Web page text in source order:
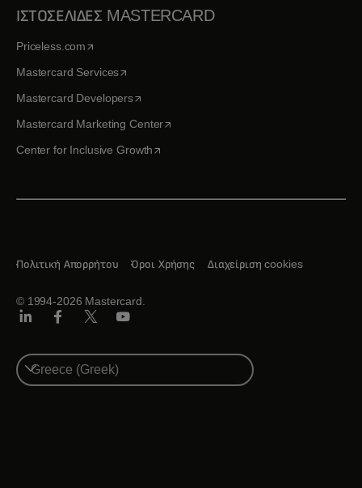
ΙΣΤΟΣΕΛΙΔΕΣ MASTERCARD
Priceless.comopens in a new tab
Mastercard Servicesopens in a new tab
Mastercard Developersopens in a new tab
Mastercard Marketing Centeropens in a new tab
Center for Inclusive Growthopens in a new tab
© 1994-2026 Mastercard.
Πολιτική Απορρήτου Όροι Χρήσης Διαχείριση cookies
Select
a
country